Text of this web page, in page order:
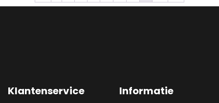
Klantenservice Informatie